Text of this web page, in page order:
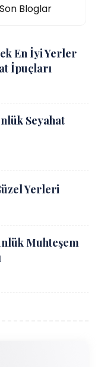
Son Bloglar
En İyi Yerler
İpuçları
Seyahat
Yerleri
Muhteşem